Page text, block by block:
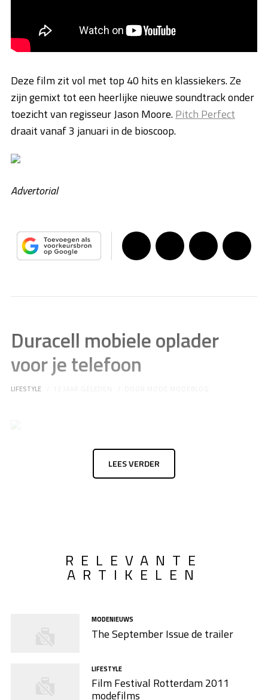
Deze film zit vol met top 40 hits en klassiekers. Ze
zijn gemixt tot een heerlijke nieuwe soundtrack onder
toezicht van regisseur Jason Moore.Pitch Perfect
draait vanaf 3 januari in de bioscoop.
Advertorial
Duracell mobiele oplader
voor je telefoon
LIFESTYLE
LEES VERDER
RELEVANTE
ARTIKELEN
MODENIEUWS
The September Issue de trailer
LIFESTYLE
Film Festival Rotterdam 2011
modefilms